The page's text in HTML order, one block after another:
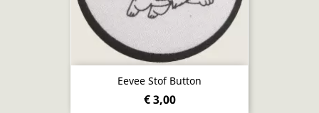
Eevee Stof Button
€ 3,00